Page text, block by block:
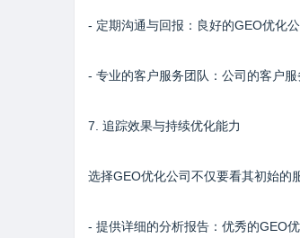
- 定期沟通与回报：良好的GEO优化
- 专业的客户服务团队：公司的客户
7. 追踪效果与持续优化能力
选择GEO优化公司不仅要看其初始的
- 提供详细的分析报告：优秀的GEO